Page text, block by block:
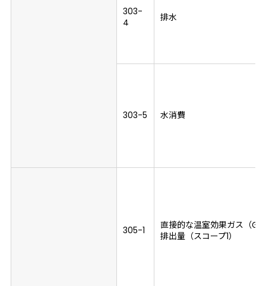
303-
4
排水
303-5 水消費
305-1
直接的な温室効果ガス（
排出量（スコープ1）